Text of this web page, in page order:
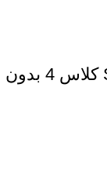
تست استریل Steam Monitor TPS کلاس 4 بدون